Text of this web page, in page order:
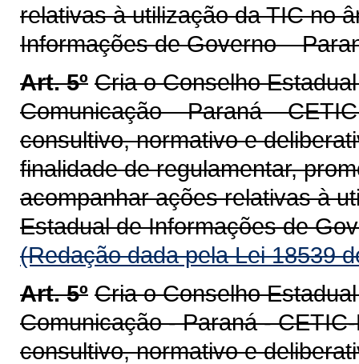
relativas à utilização da TIC no
Informações de Governo –
Art. 5º Cria o Conselho
Comunicação – Paraná –
consultivo, normativo e
finalidade de regulamentar,
acompanhar ações relativas à
Estadual de Informações de
(Redação dada pela Lei 18539
Art. 5º Cria o Conselho
Comunicação - Paraná -
consultivo, normativo e